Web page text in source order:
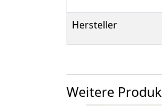
Hersteller
Weitere